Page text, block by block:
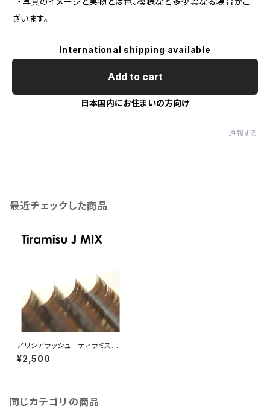
ざいます。
International shipping available
Add to cart
日本国内にお住まいの方向け
通報する
最近チェックした商品
アリシアラッシュ ティラミスブ
ラウンJカールMIX
¥2,500
同じカテゴリの商品